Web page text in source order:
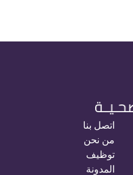
اتصل بنا
من نحن
توظيف
المدونة